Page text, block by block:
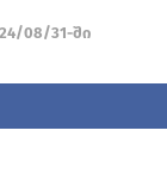
08/31-ში